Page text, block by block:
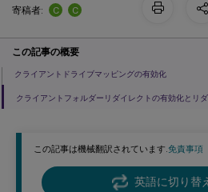
この記事は機械翻訳されています.免責事項
英語に切り替え
寄稿者:
C C
この記事の概要
クライアントドライブマッピングの有効化
クライアントフォルダーリダイレクトの有効化とリ